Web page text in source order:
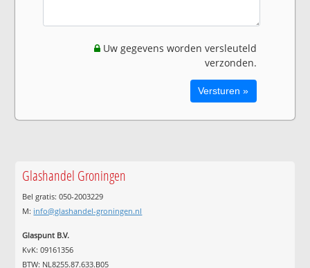
Uw gegevens worden versleuteld
verzonden.
Glashandel Groningen
Bel gratis: 050-2003229
M: info@glashandel-groningen.nl
Glaspunt B.V.
KvK: 09161356
BTW: NL8255.87.633.B05